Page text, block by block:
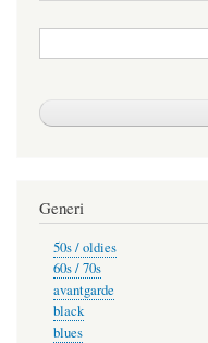
Generi
50s / oldies
60s / 70s
avantgarde
black
blues